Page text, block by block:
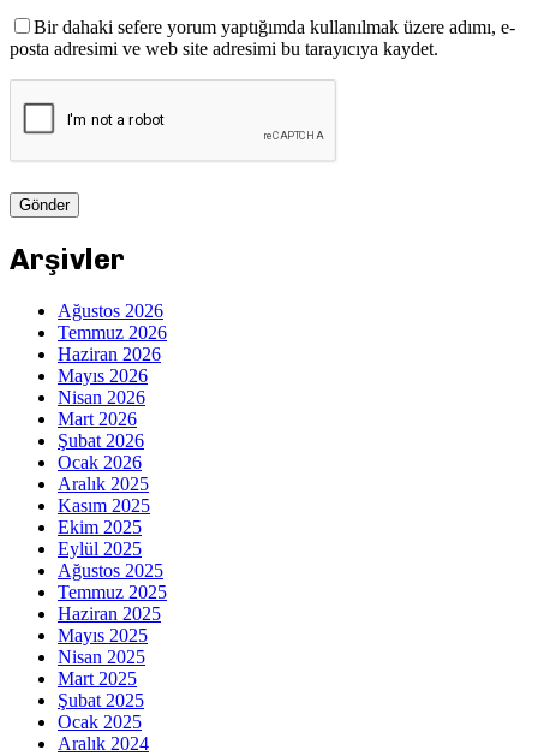
Bir dahaki sefere yorum yaptığımda kullanılmak üzere adımı, e-
posta adresimi ve web site adresimi bu tarayıcıya kaydet.
Arşivler
Ağustos 2026
Temmuz 2026
Haziran 2026
Mayıs 2026
Nisan 2026
Mart 2026
Şubat 2026
Ocak 2026
Aralık 2025
Kasım 2025
Ekim 2025
Eylül 2025
Ağustos 2025
Temmuz 2025
Haziran 2025
Mayıs 2025
Nisan 2025
Mart 2025
Şubat 2025
Ocak 2025
Aralık 2024